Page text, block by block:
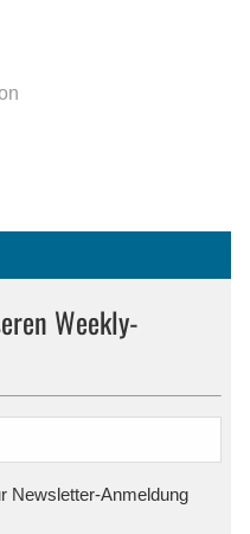
Weekly-
Newsletter-Anmeldung